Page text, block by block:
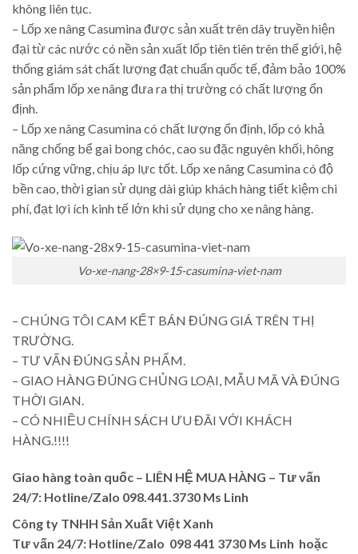
không liên tục.
– Lốp xe nâng Casumina được sản xuất trên dây truyền hiện
đại từ các nước có nền sản xuất lốp tiên tiên trên thế giới, hệ
thống giám sát chất lượng đạt chuẩn quốc tế, đảm bảo 100%
sản phẩm lốp xe nâng đưa ra thị trường có chất lượng ổn
định.
– Lốp xe nâng Casumina có chất lượng ổn định, lốp có khả
năng chống bể gai bong chóc, cao su đặc nguyên khối, hông
lốp cứng vững, chịu áp lực tốt. Lốp xe nâng Casumina có độ
bền cao, thời gian sử dụng dài giúp khách hàng tiết kiệm chi
phí, đạt lợi ích kinh tế lớn khi sử dụng cho xe nâng hàng.
Vo-xe-nang-28×9-15-casumina-viet-nam
– CHÚNG TÔI CAM KẾT BÁN ĐÚNG GIÁ TRÊN THỊ
TRƯỜNG.
– TƯ VẤN ĐÚNG SẢN PHẨM.
– GIAO HÀNG ĐÚNG CHỦNG LOẠI, MẪU MÃ VÀ ĐÚNG
THỜI GIAN.
– CÓ NHIỀU CHÍNH SÁCH ƯU ĐÃI VỚI KHÁCH
HÀNG.!!!!
Giao hàng toàn quốc – LIÊN HỆ MUA HÀNG – Tư vấn
24/7: Hotline/Zalo 098.441.3730 Ms Linh
Công ty TNHH Sản Xuất Việt Xanh
Tư vấn 24/7: Hotline/Zalo 098 441 3730 Ms Linh hoặc